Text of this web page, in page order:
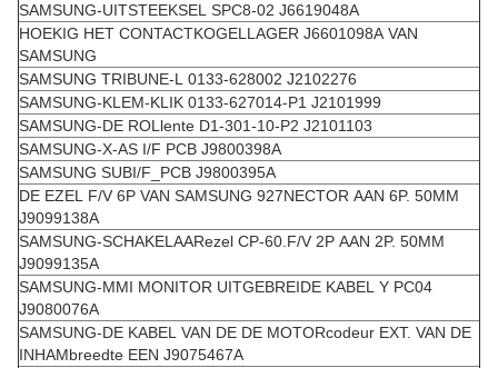
SAMSUNG-UITSTEEKSEL SPC8-02 J6619048A
HOEKIG HET CONTACTKOGELLAGER J6601098A VAN
SAMSUNG
SAMSUNG TRIBUNE-L 0133-628002 J2102276
SAMSUNG-KLEM-KLIK 0133-627014-P1 J2101999
SAMSUNG-DE ROLlente D1-301-10-P2 J2101103
SAMSUNG-X-AS I/F PCB J9800398A
SAMSUNG SUBI/F_PCB J9800395A
DE EZEL F/V 6P VAN SAMSUNG 927NECTOR AAN 6P. 50MM
J9099138A
SAMSUNG-SCHAKELAARezel CP-60.F/V 2P AAN 2P. 50MM
J9099135A
SAMSUNG-MMI MONITOR UITGEBREIDE KABEL Y PC04
J9080076A
SAMSUNG-DE KABEL VAN DE DE MOTORcodeur EXT. VAN DE
INHAMbreedte EEN J9075467A